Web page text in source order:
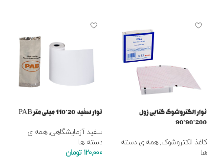
نوار الکتروشوک کتابی زول
200*90*90
کاغذ الکتروشوک,همه ی دسته
ها
نوار سفید 20*110 میلی متر PAB
سفید آزمایشگاهی,همه ی
دسته ها
120,000 تومان